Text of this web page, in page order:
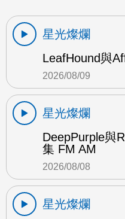
星光燦爛
LeafHound與
2026/08/09
星光燦爛
DeepPurple與
集 FM AM
2026/08/08
星光燦爛